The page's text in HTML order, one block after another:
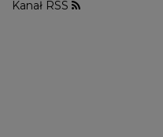
Kanał RSS